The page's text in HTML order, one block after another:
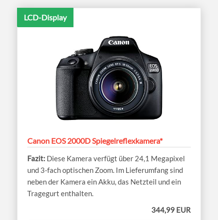
LCD-Display
Canon EOS 2000D Spiegelreflexkamera*
Diese Kamera verfügt über 24,1 Megapixel
und 3-fach optischen Zoom. Im Lieferumfang sind
neben der Kamera ein Akku, das Netzteil und ein
Tragegurt enthalten.
344,99 EUR